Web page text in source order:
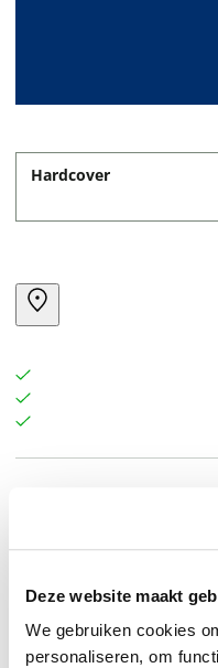
Deze website maakt
We gebruiken cookies
personaliseren, om
Hardcover
Education,
human-computer
plus anyone interested
human society.